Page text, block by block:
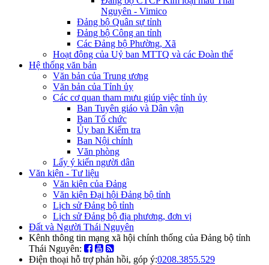
Nguyên - Vimico
Đảng bộ Quân sự tỉnh
Đảng bộ Công an tỉnh
Các Đảng bộ Phường, Xã
Hoạt động của Uỷ ban MTTQ và các Đoàn thể
Hệ thống văn bản
Văn bản của Trung ương
Văn bản của Tỉnh ủy
Các cơ quan tham mưu giúp việc tỉnh ủy
Ban Tuyên giáo và Dân vận
Ban Tổ chức
Ủy ban Kiểm tra
Ban Nội chính
Văn phòng
Lấy ý kiến người dân
Văn kiện - Tư liệu
Văn kiện của Đảng
Văn kiện Đại hội Đảng bộ tỉnh
Lịch sử Đảng bộ tỉnh
Lịch sử Đảng bộ địa phương, đơn vị
Đất và Người Thái Nguyên
Kênh thông tin mạng xã hội chính thống của Đảng bộ tỉnh
Thái Nguyên:
Điện thoại hỗ trợ phản hồi, góp ý:0208.3855.529